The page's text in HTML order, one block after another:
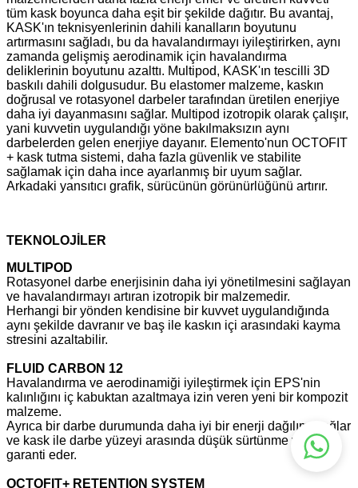
tüm kask boyunca daha eşit bir şekilde dağıtır. Bu avantaj,
KASK'ın teknisyenlerinin dahili kanalların boyutunu
artırmasını sağladı, bu da havalandırmayı iyileştirirken, aynı
zamanda gelişmiş aerodinamik için havalandırma
deliklerinin boyutunu azalttı. Multipod, KASK'ın tescilli 3D
baskılı dahili dolgusudur. Bu elastomer malzeme, kaskın
doğrusal ve rotasyonel darbeler tarafından üretilen enerjiye
daha iyi dayanmasını sağlar. Multipod izotropik olarak çalışır,
yani kuvvetin uygulandığı yöne bakılmaksızın aynı
darbelerden gelen enerjiye dayanır. Elemento'nun OCTOFIT
+ kask tutma sistemi, daha fazla güvenlik ve stabilite
sağlamak için daha ince ayarlanmış bir uyum sağlar.
Arkadaki yansıtıcı grafik, sürücünün görünürlüğünü artırır.
TEKNOLOJİLER
MULTIPOD
Rotasyonel darbe enerjisinin daha iyi yönetilmesini sağlayan
ve havalandırmayı artıran izotropik bir malzemedir.
Herhangi bir yönden kendisine bir kuvvet uygulandığında
aynı şekilde davranır ve baş ile kaskın içi arasındaki kayma
stresini azaltabilir.
FLUID CARBON 12
Havalandırma ve aerodinamiği iyileştirmek için EPS'nin
kalınlığını iç kabuktan azaltmaya izin veren yeni bir kompozit
malzeme.
Ayrıca bir darbe durumunda daha iyi bir enerji dağılımı sağlar
ve kask ile darbe yüzeyi arasında düşük sürtünme yüzeyini
garanti eder.
OCTOFIT+ RETENTION SYSTEM